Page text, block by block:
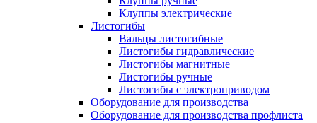
Клуппы электрические
Листогибы
Вальцы листогибные
Листогибы гидравлические
Листогибы магнитные
Листогибы ручные
Листогибы с электроприводом
Оборудование для производства
Оборудование для производства профлиста